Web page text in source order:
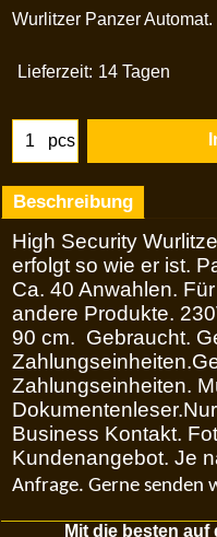
Wurlitzer Panzer Automat.
Lieferzeit: 14 Tagen
pcs
Beschreibung
High Security
erfolgt so wie er ist.
Ca. 40 Anwahlen.
andere Produkte.
90 cm. Gebraucht.
Zahlungseinheiten.
Business Kontakt.
Kundenangebot. Je
Anfrage. Gerne senden
Mit die besten